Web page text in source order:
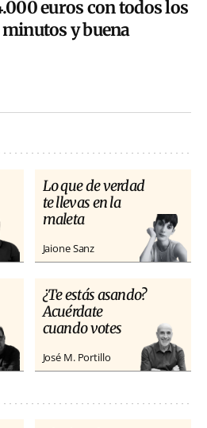
euros con todos los
y buena
Lo que de verdad
te llevas en la
maleta
Jaione Sanz
¿Te estás asando?
Acuérdate
cuando votes
José M. Portillo